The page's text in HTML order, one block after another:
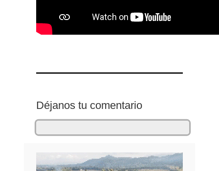
Déjanos tu comentario